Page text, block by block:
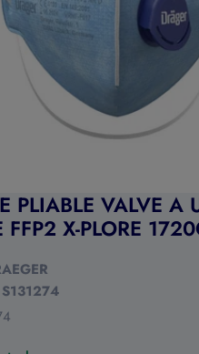
0 en mode modal
PLIABLE VALVE A
FFP2 X-PLORE
S131274